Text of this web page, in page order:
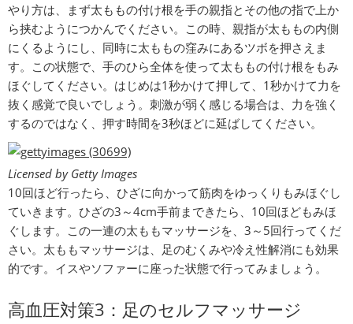
やり方は、まず太ももの付け根を手の親指とその他の指で上か
ら挟むようにつかんでください。この時、親指が太ももの内側
にくるようにし、同時に太ももの窪みにあるツボを押さえま
す。この状態で、手のひら全体を使って太ももの付け根をもみ
ほぐしてください。はじめは1秒かけて押して、1秒かけて力を
抜く感覚で良いでしょう。刺激が弱く感じる場合は、力を強く
するのではなく、押す時間を3秒ほどに延ばしてください。
Licensed by Getty Images
10回ほど行ったら、ひざに向かって筋肉をゆっくりもみほぐし
ていきます。ひざの3～4cm手前まできたら、10回ほどもみほ
ぐします。この一連の太ももマッサージを、3～5回行ってくだ
さい。太ももマッサージは、足のむくみや冷え性解消にも効果
的です。イスやソファーに座った状態で行ってみましょう。
高血圧対策3：足のセルフマッサージ